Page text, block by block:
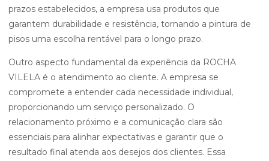
prazos estabelecidos, a empresa usa produtos que
garantem durabilidade e resistência, tornando a pintura de
pisos uma escolha rentável para o longo prazo.
Outro aspecto fundamental da experiência da ROCHA
VILELA é o atendimento ao cliente. A empresa se
compromete a entender cada necessidade individual,
proporcionando um serviço personalizado. O
relacionamento próximo e a comunicação clara são
essenciais para alinhar expectativas e garantir que o
resultado final atenda aos desejos dos clientes. Essa